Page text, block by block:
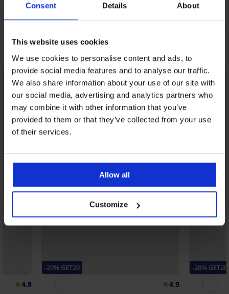
Consent Details About
This website uses cookies
We use cookies to personalise content and ads, to
provide social media features and to analyse our traffic.
We also share information about your use of our site with
our social media, advertising and analytics partners who
may combine it with other information that you’ve
provided to them or that they’ve collected from your use
of their services.
Allow all
Customize
RUILEN
ONDERHOUD EN WASSEN
Misschien vindt u dit ook leuk
4,8
-20% GET20
4,9
-20% GET20